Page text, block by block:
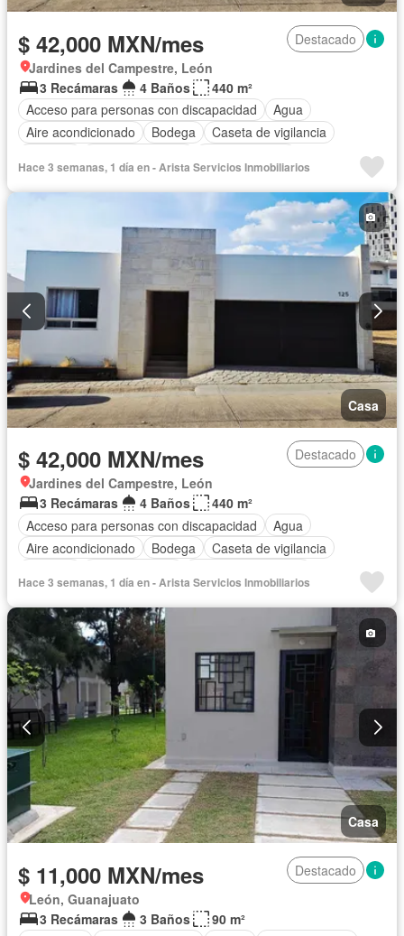
$ 42,000 MXN/mes
Destacado
Jardines del Campestre, León
3 Recámaras
4 Baños
440 m²
Acceso para personas con discapacidad
Agua
Aire acondicionado
Bodega
Caseta de vigilancia
Cuarto de Limpieza
Cuarto de servicio
Electricidad
Recámara con closet
Seguridad Terraza
Zonas verdes
Completamente amueblado
Hace 3 semanas, 1 día en - Arista Servicios Inmobiliarios
Casa
$ 42,000 MXN/mes
Destacado
Jardines del Campestre, León
3 Recámaras
4 Baños
440 m²
Acceso para personas con discapacidad
Agua
Aire acondicionado
Bodega
Caseta de vigilancia
Cuarto de servicio
Electricidad Estacionamiento
Jardín
Despacho
Recámara con closet
Zonas verdes
Hace 3 semanas, 1 día en - Arista Servicios Inmobiliarios
Casa
$ 11,000 MXN/mes
Destacado
León, Guanajuato
3 Recámaras
3 Baños
90 m²